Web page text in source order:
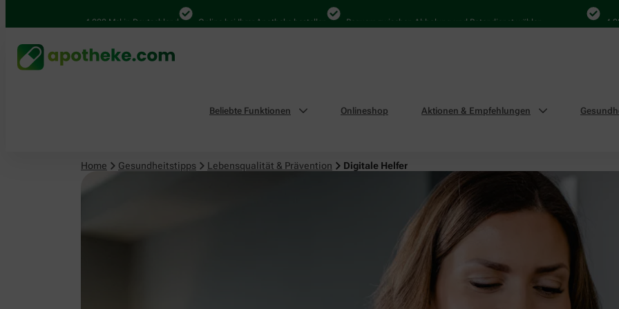
4.000 Mal in Deutschland Online bei Ihrer Apotheke bestellen Bequem zwischen Abholung und Botendienst wählen 4.000
Beliebte Funktionen Onlineshop Aktionen & Empfehlungen
Home Gesundheitstipps Lebensqualität & Prävention Digitale Helfer
Lebensqualität & Prävention